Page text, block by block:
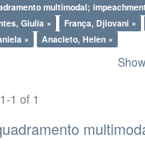
multimodal;
Giulia × França, Djiovani ×
× Anacleto, Helen ×
1 of 1